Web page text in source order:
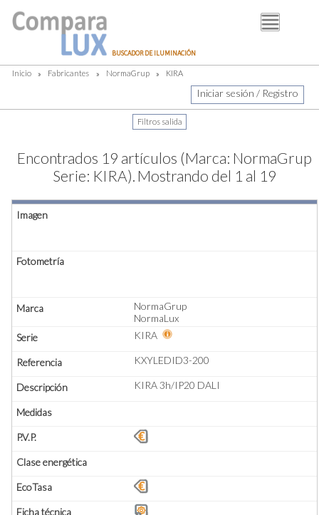
BUSCADOR DE ILUMINACIÓNBUSCADOR
FABRICANTES
DISTRIBUIDORES
PIM
LUMINOTECNIA
BLOG
Inicio » Fabricantes » NormaGrup » KIRA
Iniciar sesión / Registro
Encontrados 19 artículos (Marca: NormaGrup
Serie: KIRA). Mostrando del 1 al 19
NormaGrup
NormaLux
KIRA
KXYLEDID3-200
KIRA 3h/IP20 DALI